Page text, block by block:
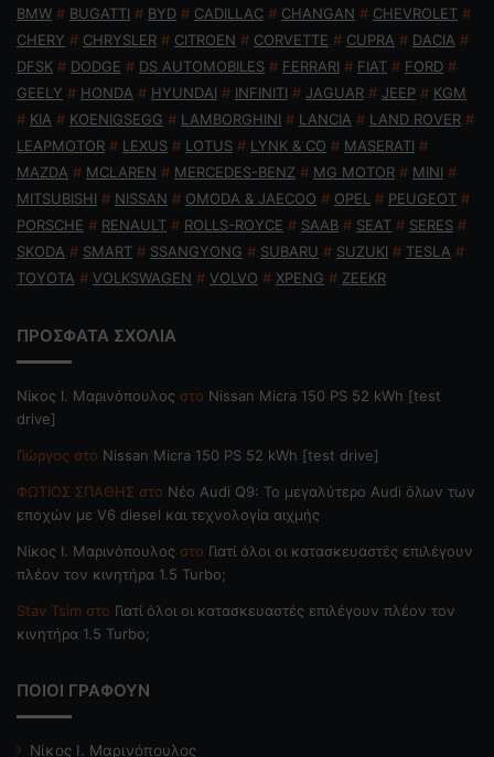
BMW # BUGATTI # BYD # CADILLAC # CHANGAN # CHEVROLET #
CHERY # CHRYSLER # CITROEN # CORVETTE # CUPRA # DACIA #
DFSK # DODGE # DS AUTOMOBILES # FERRARI # FIAT # FORD #
GEELY # HONDA # HYUNDAI # INFINITI # JAGUAR # JEEP # KGM
# KIA # KOENIGSEGG # LAMBORGHINI # LANCIA # LAND ROVER #
LEAPMOTOR # LEXUS # LOTUS # LYNK & CO # MASERATI #
MAZDA # MCLAREN # MERCEDES-BENZ # MG MOTOR # MINI #
MITSUBISHI # NISSAN # OMODA & JAECOO # OPEL # PEUGEOT #
PORSCHE # RENAULT # ROLLS-ROYCE # SAAB # SEAT # SERES #
SKODA # SMART # SSANGYONG # SUBARU # SUZUKI # TESLA #
TOYOTA # VOLKSWAGEN # VOLVO # XPENG # ZEEKR
ΠΡΟΣΦΑΤΑ ΣΧΟΛΙΑ
Nίκος Ι. Mαρινόπουλος στο Nissan Micra 150 PS 52 kWh [test
drive]
Γιώργος στο Nissan Micra 150 PS 52 kWh [test drive]
ΦΩΤΙΟΣ ΣΠΑΘΗΣ στο Νέο Audi Q9: Το μεγαλύτερο Audi όλων των
εποχών με V6 diesel και τεχνολογία αιχμής
Nίκος Ι. Mαρινόπουλος στο Γιατί όλοι οι κατασκευαστές επιλέγουν
πλέον τον κινητήρα 1.5 Turbo;
Stav Tsim στο Γιατί όλοι οι κατασκευαστές επιλέγουν πλέον τον
κινητήρα 1.5 Turbo;
ΠΟΙΟΙ ΓΡΑΦΟΥΝ
Νίκος Ι. Μαρινόπουλος